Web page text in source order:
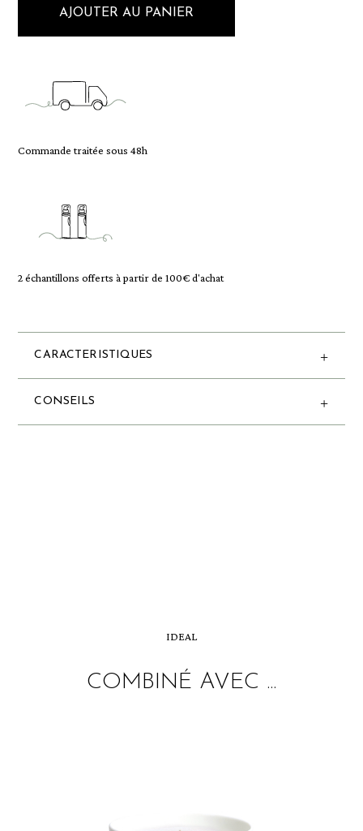
AJOUTER AU PANIER
Commande traitée sous 48h
2 échantillons offerts à partir de 100€ d'achat
CARACTERISTIQUES
CONSEILS
IDEAL
COMBINÉ AVEC ...